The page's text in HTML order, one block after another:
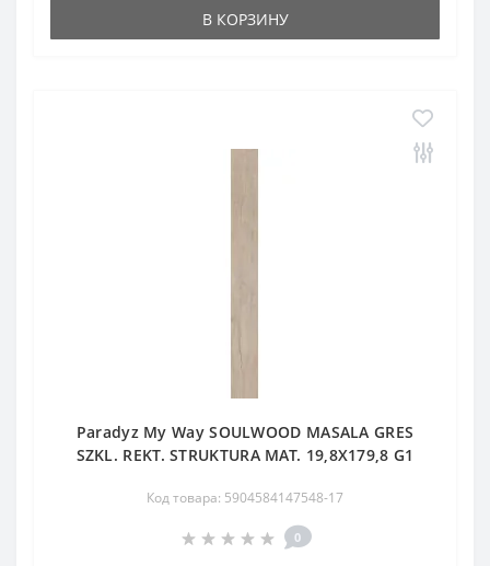
В КОРЗИНУ
Paradyz My Way SOULWOOD MASALA GRES
SZKL. REKT. STRUKTURA MAT. 19,8X179,8 G1
Код товара: 5904584147548-17
0